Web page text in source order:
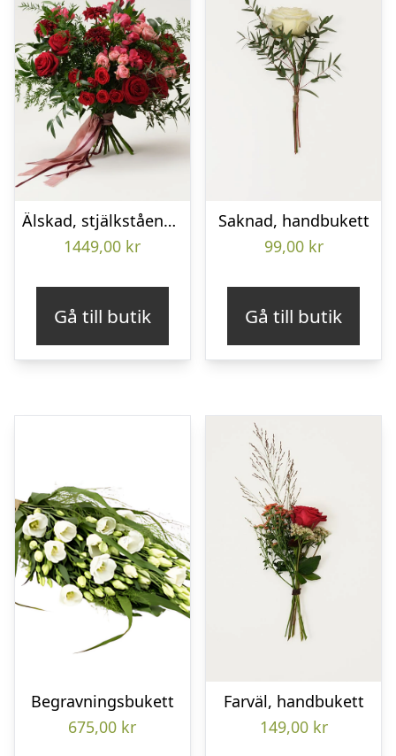
Älskad, stjälkstående bukett
1449,00 kr
Gå till butik
Saknad, handbukett
99,00 kr
Gå till butik
Begravningsbukett
675,00 kr
Farväl, handbukett
149,00 kr